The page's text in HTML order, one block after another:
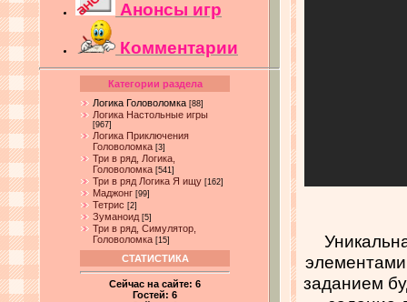
Анонсы игр
Комментарии
Категории раздела
Логика Головоломка [88]
Логика Настольные игры
[967]
Логика Приключения
Головоломка [3]
Три в ряд, Логика,
Головоломка [541]
Три в ряд Логика Я ищу [162]
Маджонг [99]
Тетрис [2]
Зуманоид [5]
Три в ряд, Симулятор,
Головоломка [15]
СТАТИСТИКА
Сейчас на сайте: 6
Гостей: 6
заданием